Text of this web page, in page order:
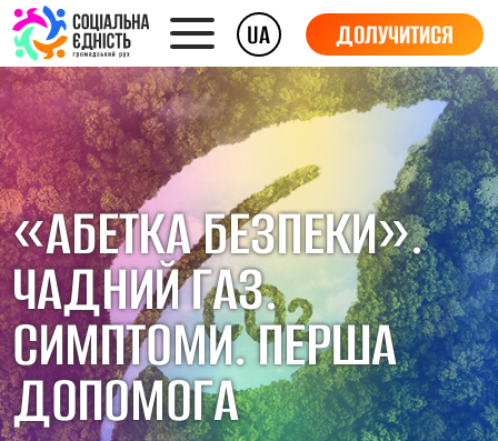
UA ДОЛУЧИТИСЯ
«АБЕТКА БЕЗПЕКИ».
ЧАДНИЙ ГАЗ.
СИМПТОМИ. ПЕРША
ДОПОМОГА